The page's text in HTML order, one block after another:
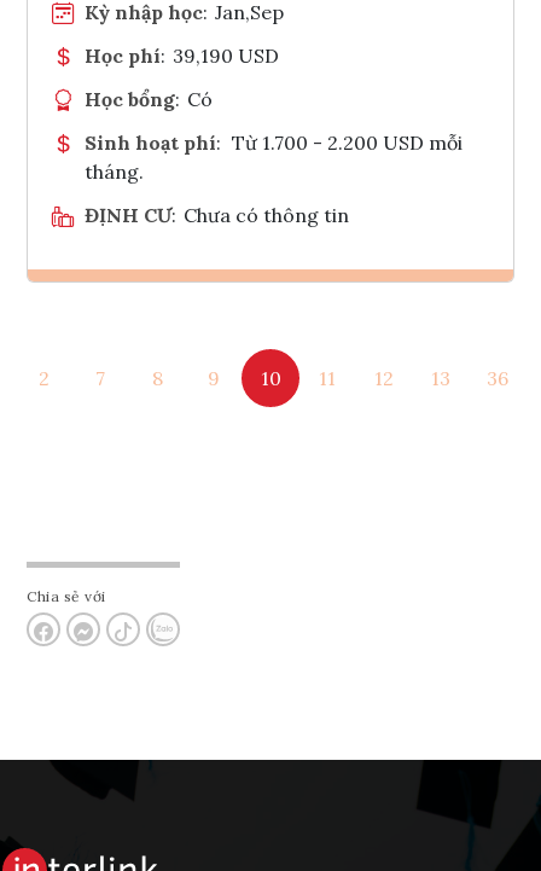
Kỳ nhập học: Jan,Sep
Học phí: 39,190 USD
Học bổng: Có
Sinh hoạt phí: Từ 1.700 - 2.200 USD mỗi
tháng.
ĐỊNH CƯ: Chưa có thông tin
Tham vấn Interlink
2 7 8 9 10 11 12 13 36
Chia sẻ với